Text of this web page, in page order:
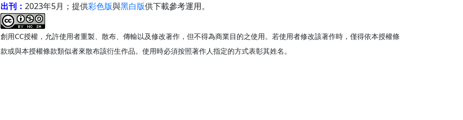
出刊： 2023年5月；提供彩色版與黑白版供下載參考運用。
創用CC授權，允許使用者重製、散布、傳輸以及修改著作，但不得為商業目的之使用。若使用者修改該著作時，僅得依本授權條
款或與本授權條款類似者來散布該衍生作品。使用時必須按照著作人指定的方式表彰其姓名。